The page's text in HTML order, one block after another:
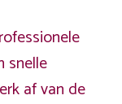
snelle
af van de